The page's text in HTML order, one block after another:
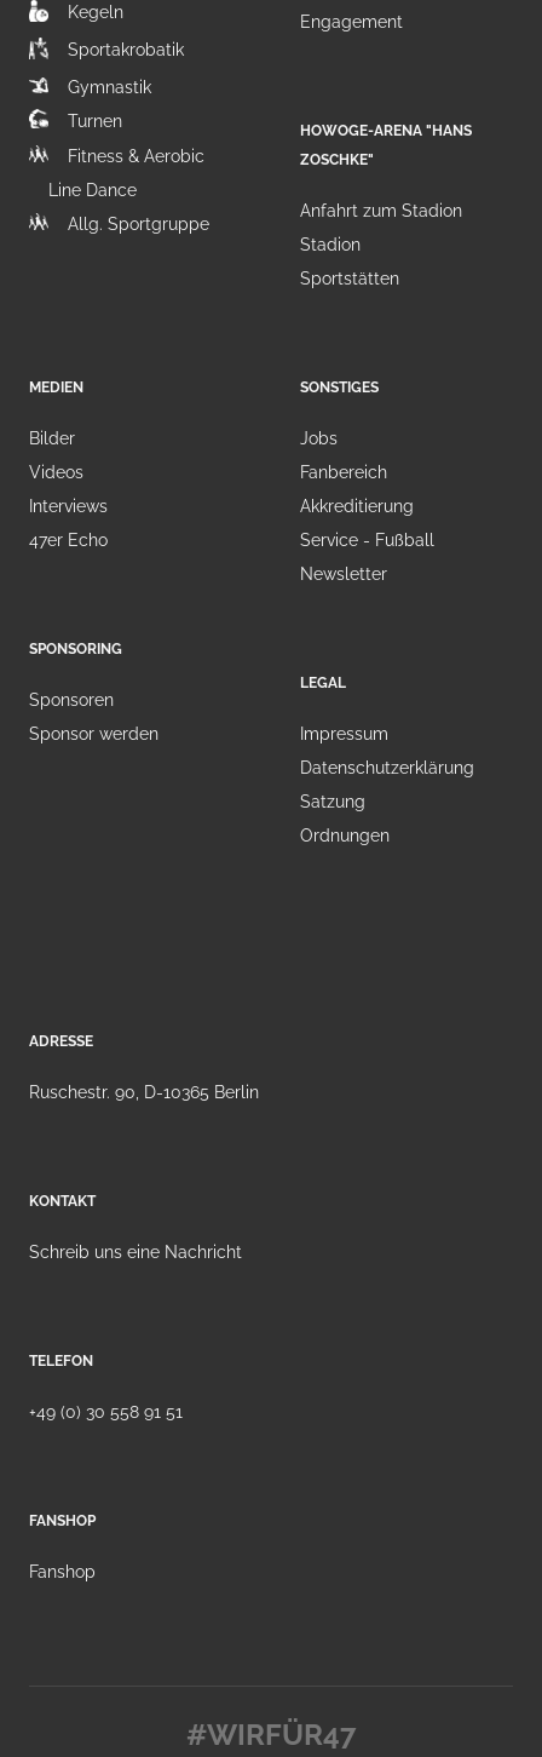
Kegeln
Sportakrobatik
Gymnastik
Turnen
Fitness & Aerobic
Line Dance
Allg. Sportgruppe
Engagement
HOWOGE-ARENA "HANS
ZOSCHKE"
Anfahrt zum Stadion
Stadion
Sportstätten
MEDIEN
Bilder
Videos
Interviews
47er Echo
SPONSORING
Sponsoren
Sponsor werden
SONSTIGES
Jobs
Fanbereich
Akkreditierung
Service - Fußball
Newsletter
LEGAL
Impressum
Datenschutzerklärung
Satzung
Ordnungen
ADRESSE
Ruschestr. 90, D-10365 Berlin
KONTAKT
Schreib uns eine Nachricht
TELEFON
+49 (0) 30 558 91 51
FANSHOP
Fanshop
#WIRFÜR47